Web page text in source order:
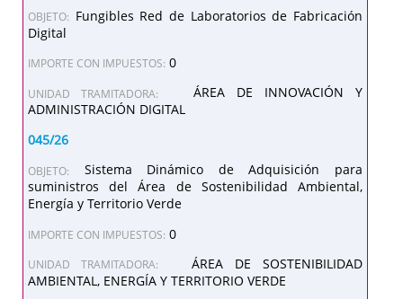
OBJETO: Fungibles Red de Laboratorios de Fabricación
Digital
IMPORTE CON IMPUESTOS: 0
UNIDAD TRAMITADORA:
ÁREA DE INNOVACIÓN Y
ADMINISTRACIÓN DIGITAL
045/26
OBJETO:
Sistema Dinámico de Adquisición para
suministros del Área de Sostenibilidad Ambiental,
Energía y Territorio Verde
IMPORTE CON IMPUESTOS: 0
UNIDAD TRAMITADORA:
ÁREA DE SOSTENIBILIDAD
AMBIENTAL, ENERGÍA Y TERRITORIO VERDE